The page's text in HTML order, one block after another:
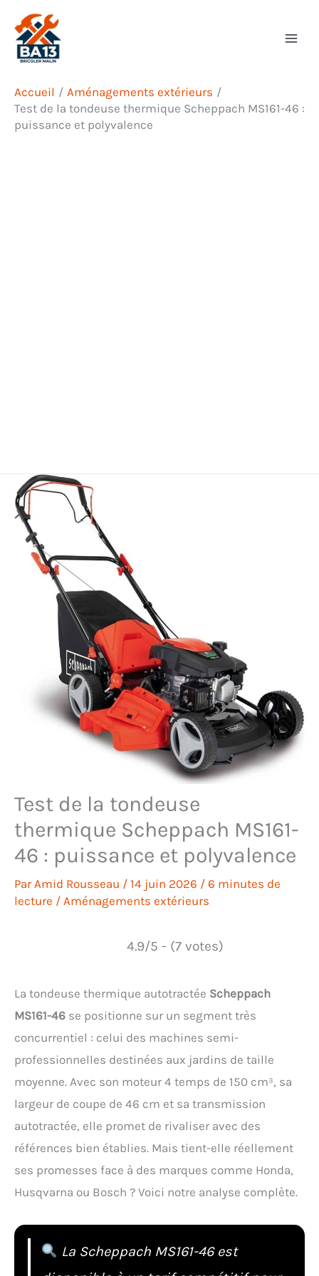
contenu
Accueil
Aménagements extérieurs
Test de la tondeuse thermique Scheppach MS161-46 :
puissance et polyvalence
Test de la tondeuse
thermique Scheppach MS161-
46 : puissance et polyvalence
ParAmid Rousseau / 14 juin 2026 / 6 minutes de
lecture / Aménagements extérieurs
4.9/5 - (7 votes)
La tondeuse thermique autotractée Scheppach
MS161-46 se positionne sur un segment très
concurrentiel : celui des machines semi-
professionnelles destinées aux jardins de taille
moyenne. Avec son moteur 4 temps de 150 cm³, sa
largeur de coupe de 46 cm et sa transmission
autotractée, elle promet de rivaliser avec des
références bien établies. Mais tient-elle réellement
ses promesses face à des marques comme Honda,
Husqvarna ou Bosch ? Voici notre analyse complète.
La Scheppach MS161-46 est
Rechercher